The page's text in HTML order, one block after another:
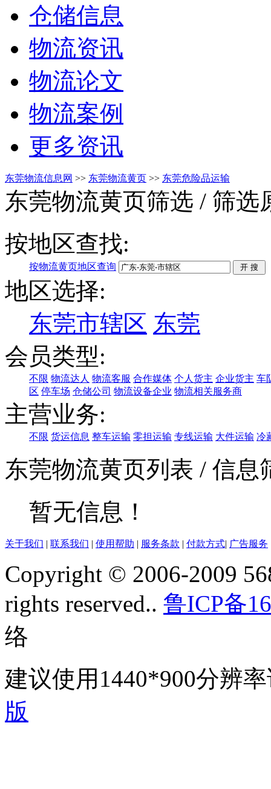
仓储信息
物流资讯
物流论文
物流案例
更多资讯
东莞物流信息网 >> 东莞物流黄页 >> 东莞危险品运输
东莞物流黄页筛选 / 筛选
按地区查找:
按物流黄页地区查询
地区选择:
东莞市辖区 东莞
会员类型:
不限 物流达人 物流客服 合作媒体 个人货主 企业货主 车
区 停车场 仓储公司 物流设备企业 物流相关服务商
主营业务:
不限 货运信息 整车运输 零担运输 专线运输 大件运输 冷
东莞物流黄页列表 / 信息
暂无信息！
关于我们 | 联系我们 | 使用帮助 | 服务条款 | 付款方式| 广告服务
Copyright © 2006-2009
rights reserved.. 鲁ICP备
络
建议使用1440*900分辨
版